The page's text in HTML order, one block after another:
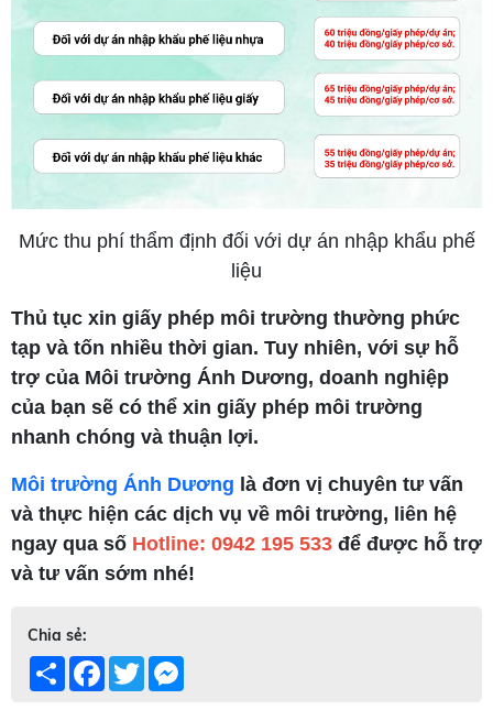
Mức thu phí thẩm định đối với dự án nhập khẩu phế
liệu
Thủ tục xin giấy phép môi trường thường phức
tạp và tốn nhiều thời gian. Tuy nhiên, với sự hỗ
trợ của Môi trường Ánh Dương, doanh nghiệp
của bạn sẽ có thể xin giấy phép môi trường
nhanh chóng và thuận lợi.
Môi trường Ánh Dương là đơn vị chuyên tư vấn
và thực hiện các dịch vụ về môi trường, liên hệ
ngay qua số Hotline: 0942 195 533 để được hỗ trợ
và tư vấn sớm nhé!
Chia sẻ:
Share Facebook
Twitter